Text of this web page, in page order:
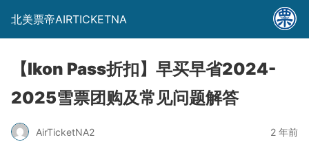
北美票帝AIRTICKETNA
【Ikon Pass折扣】早买早省2024-
2025雪票团购及常见问题解答
AirTicketNA2 2 年前